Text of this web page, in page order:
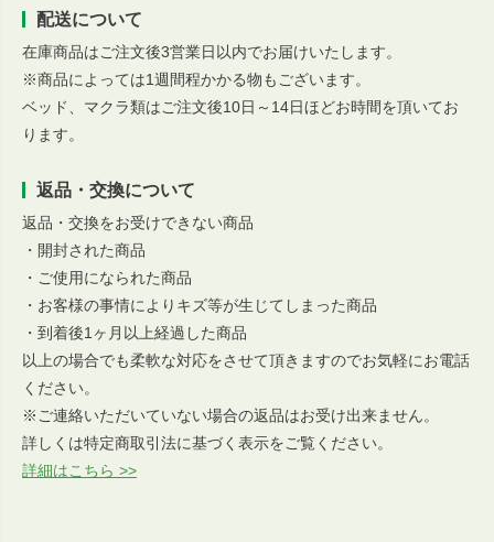
配送について
在庫商品はご注文後3営業日以内でお届けいたします。
※商品によっては1週間程かかる物もございます。
ベッド、マクラ類はご注文後10日～14日ほどお時間を頂いてお
ります。
返品・交換について
返品・交換をお受けできない商品
・開封された商品
・ご使用になられた商品
・お客様の事情によりキズ等が生じてしまった商品
・到着後1ヶ月以上経過した商品
以上の場合でも柔軟な対応をさせて頂きますのでお気軽にお電話
ください。
※ご連絡いただいていない場合の返品はお受け出来ません。
詳しくは特定商取引法に基づく表示をご覧ください。
詳細はこちら >>